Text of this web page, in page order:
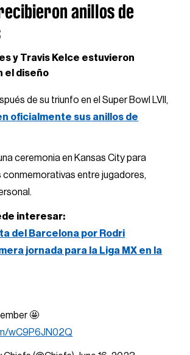
anillos de
y Travis Kelce estuvieron
el diseño
de su triunfo en el Super Bowl LVII,
oficialmente sus anillos de
ceremonia en Kansas City para
conmemorativas entre jugadores,
interesar:
del Barcelona por Rodri
jornada para la Liga MX en la
🤩
wC9P6JN02Q